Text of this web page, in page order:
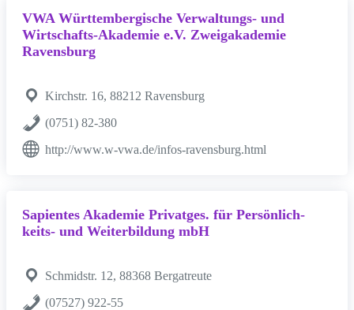
VWA Württembergische Verwaltungs- und
Wirtschafts-Akademie e.V. Zweigakademie
Ravensburg
Kirchstr. 16, 88212 Ravensburg
(0751) 82-380
http://www.w-vwa.de/infos-ravensburg.html
Sapientes Akademie Privatges. für Persönlich-
keits- und Weiterbildung mbH
Schmidstr. 12, 88368 Bergatreute
(07527) 922-55